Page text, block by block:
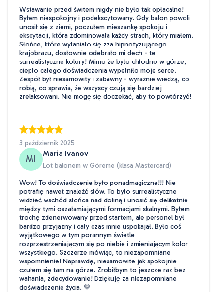
Wstawanie przed świtem nigdy nie było tak opłacalne!
Byłem niespokojny i podekscytowany. Gdy balon powoli
unosił się z ziemi, poczułem mieszankę spokoju i
ekscytacji, która zdominowała każdy strach, który miałem.
Słońce, które wyłaniało się zza hipnotyzującego
krajobrazu, dosłownie odebrało mi dech - te
surrealistyczne kolory! Mimo że było chłodno w górze,
ciepło całego doświadczenia wypełniło moje serce.
Zespół był niesamowity i zabawny - wyraźnie wiedzą, co
robią, co sprawia, że ​​wszyscy czują się bardziej
zrelaksowani. Nie mogę się doczekać, aby to powtórzyć!
3 październik 2025
MI
Maria Ivanov
Lot balonem w Göreme (klasa Mastercard)
Wow! To doświadczenie było ponadmagiczne!!! Nie
potrafię nawet znaleźć słów. To było surrealistyczne
widzieć wschód słońca nad doliną i unosić się delikatnie
między tymi oszałamiającymi formacjami skalnymi. Byłem
trochę zdenerwowany przed startem, ale personel był
bardzo przyjazny i cały czas mnie uspokajał. Było coś
wyjątkowego w tym porannym świetle
rozprzestrzeniającym się po niebie i zmieniającym kolor
wszystkiego. Szczerze mówiąc, to niezapomniane
wspomnienie! Naprawdę, niesamowite jak spokojnie
czułem się tam na górze. Zrobiłbym to jeszcze raz bez
wahania, zdecydowanie! Dziękuję za niezapomniane
doświadczenie życia. 💛